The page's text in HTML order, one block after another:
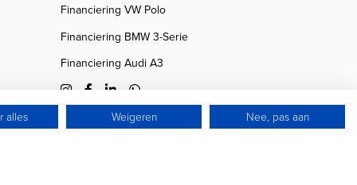
Financiering VW Polo
Financiering BMW 3-Serie
Financiering Audi A3
alles Weigeren Nee, pas aan